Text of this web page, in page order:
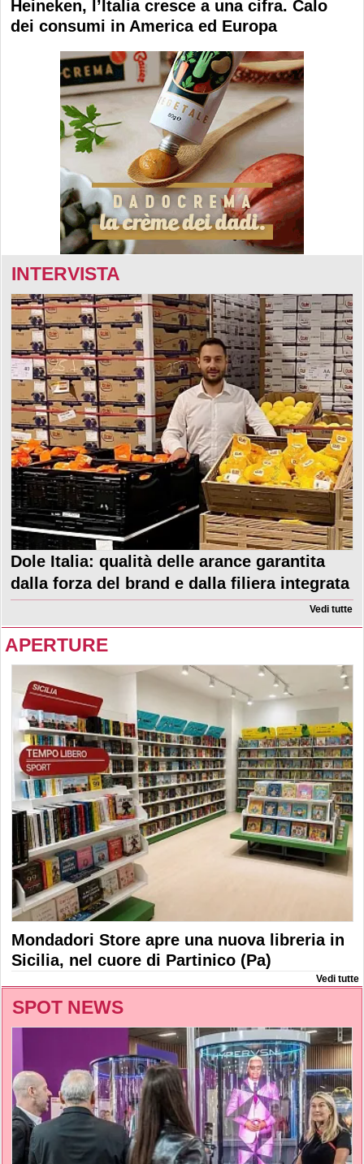
Heineken, l’Italia cresce a una cifra. Calo
dei consumi in America ed Europa
INTERVISTA
Dole Italia: qualità delle arance garantita
dalla forza del brand e dalla filiera integrata
Vedi tutte
APERTURE
Mondadori Store apre una nuova libreria in
Sicilia, nel cuore di Partinico (Pa)
Vedi tutte
SPOT NEWS